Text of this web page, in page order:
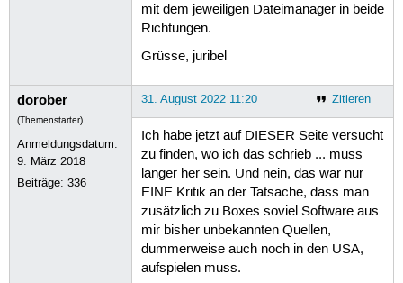
mit dem jeweiligen Dateimanager in beide
Richtungen.
Grüsse, juribel
dorober
(Themenstarter)
Anmeldungsdatum:
9. März 2018
Beiträge:336
Zitieren
31. August 2022 11:20
Ich habe jetzt auf DIESER Seite versucht
zu finden, wo ich das schrieb ... muss
länger her sein. Und nein, das war nur
EINE Kritik an der Tatsache, dass man
zusätzlich zu Boxes soviel Software aus
mir bisher unbekannten Quellen,
dummerweise auch noch in den USA,
aufspielen muss.